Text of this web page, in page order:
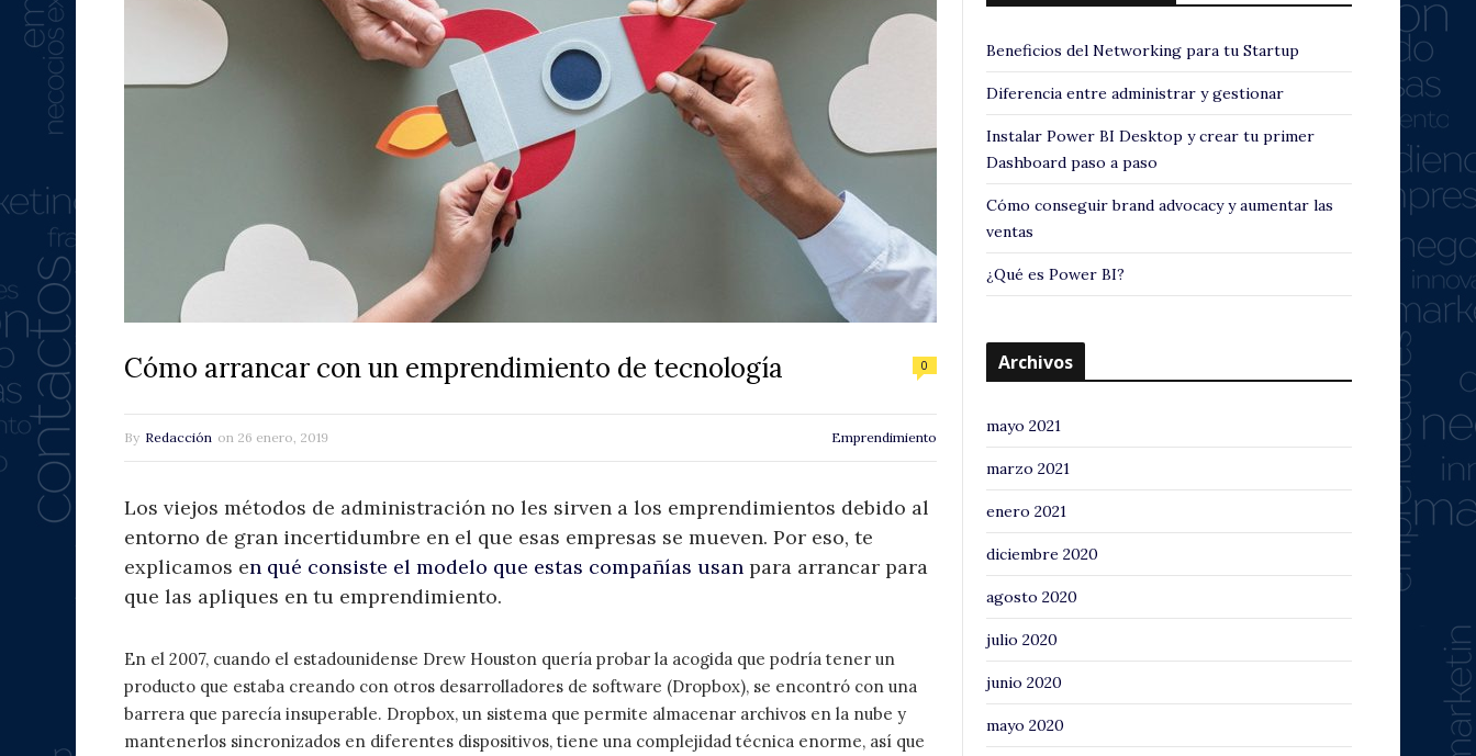
Cómo arrancar con un emprendimiento de tecnología 0
By Redacción on 26 enero, 2019 Emprendimiento
Los viejos métodos de administración no les sirven a los emprendimientos debido al
entorno de gran incertidumbre en el que esas empresas se mueven. Por eso, te
explicamos en qué consiste el modelo que estas compañías usan para arrancar para
que las apliques en tu emprendimiento.
En el 2007, cuando el estadounidense Drew Houston quería probar la acogida que podría tener un
producto que estaba creando con otros desarrolladores de software (Dropbox), se encontró con una
barrera que parecía insuperable. Dropbox, un sistema que permite almacenar archivos en la nube y
mantenerlos sincronizados en diferentes dispositivos, tiene una complejidad técnica enorme, así que
Beneficios del Networking para tu Startup
Diferencia entre administrar y gestionar
Instalar Power BI Desktop y crear tu primer
Dashboard paso a paso
Cómo conseguir brand advocacy y aumentar las
ventas
¿Qué es Power BI?
Archivos
mayo 2021
marzo 2021
enero 2021
diciembre 2020
agosto 2020
julio 2020
junio 2020
mayo 2020